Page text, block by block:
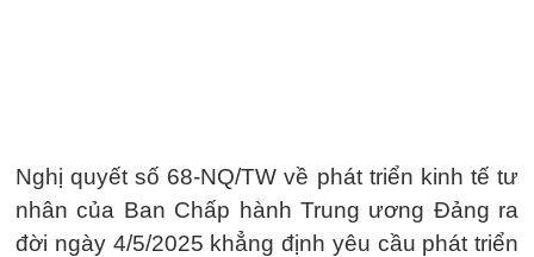
Nghị quyết số 68-NQ/TW về phát triển kinh tế tư
nhân của Ban Chấp hành Trung ương Đảng ra
đời ngày 4/5/2025 khẳng định yêu cầu phát triển